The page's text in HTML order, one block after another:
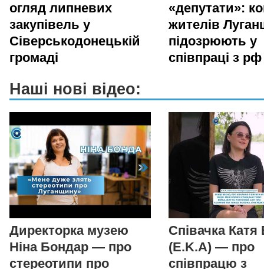
огляд липневих
закупівель у
Сіверськодонецькій
громаді
«депутати»:
жителів
підозрюють у
співпраці з рф
Наші нові відео:
Директорка музею
Ніна Бондар — про
стереотипи про
Співачка Катя
(E.K.A) — про
співпрацю з